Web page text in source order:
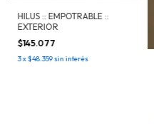
HILUS :: EMPOTRABLE ::
EXTERIOR
$145.077
3x$48.359sin interés